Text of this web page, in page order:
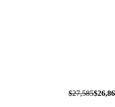
$27,585